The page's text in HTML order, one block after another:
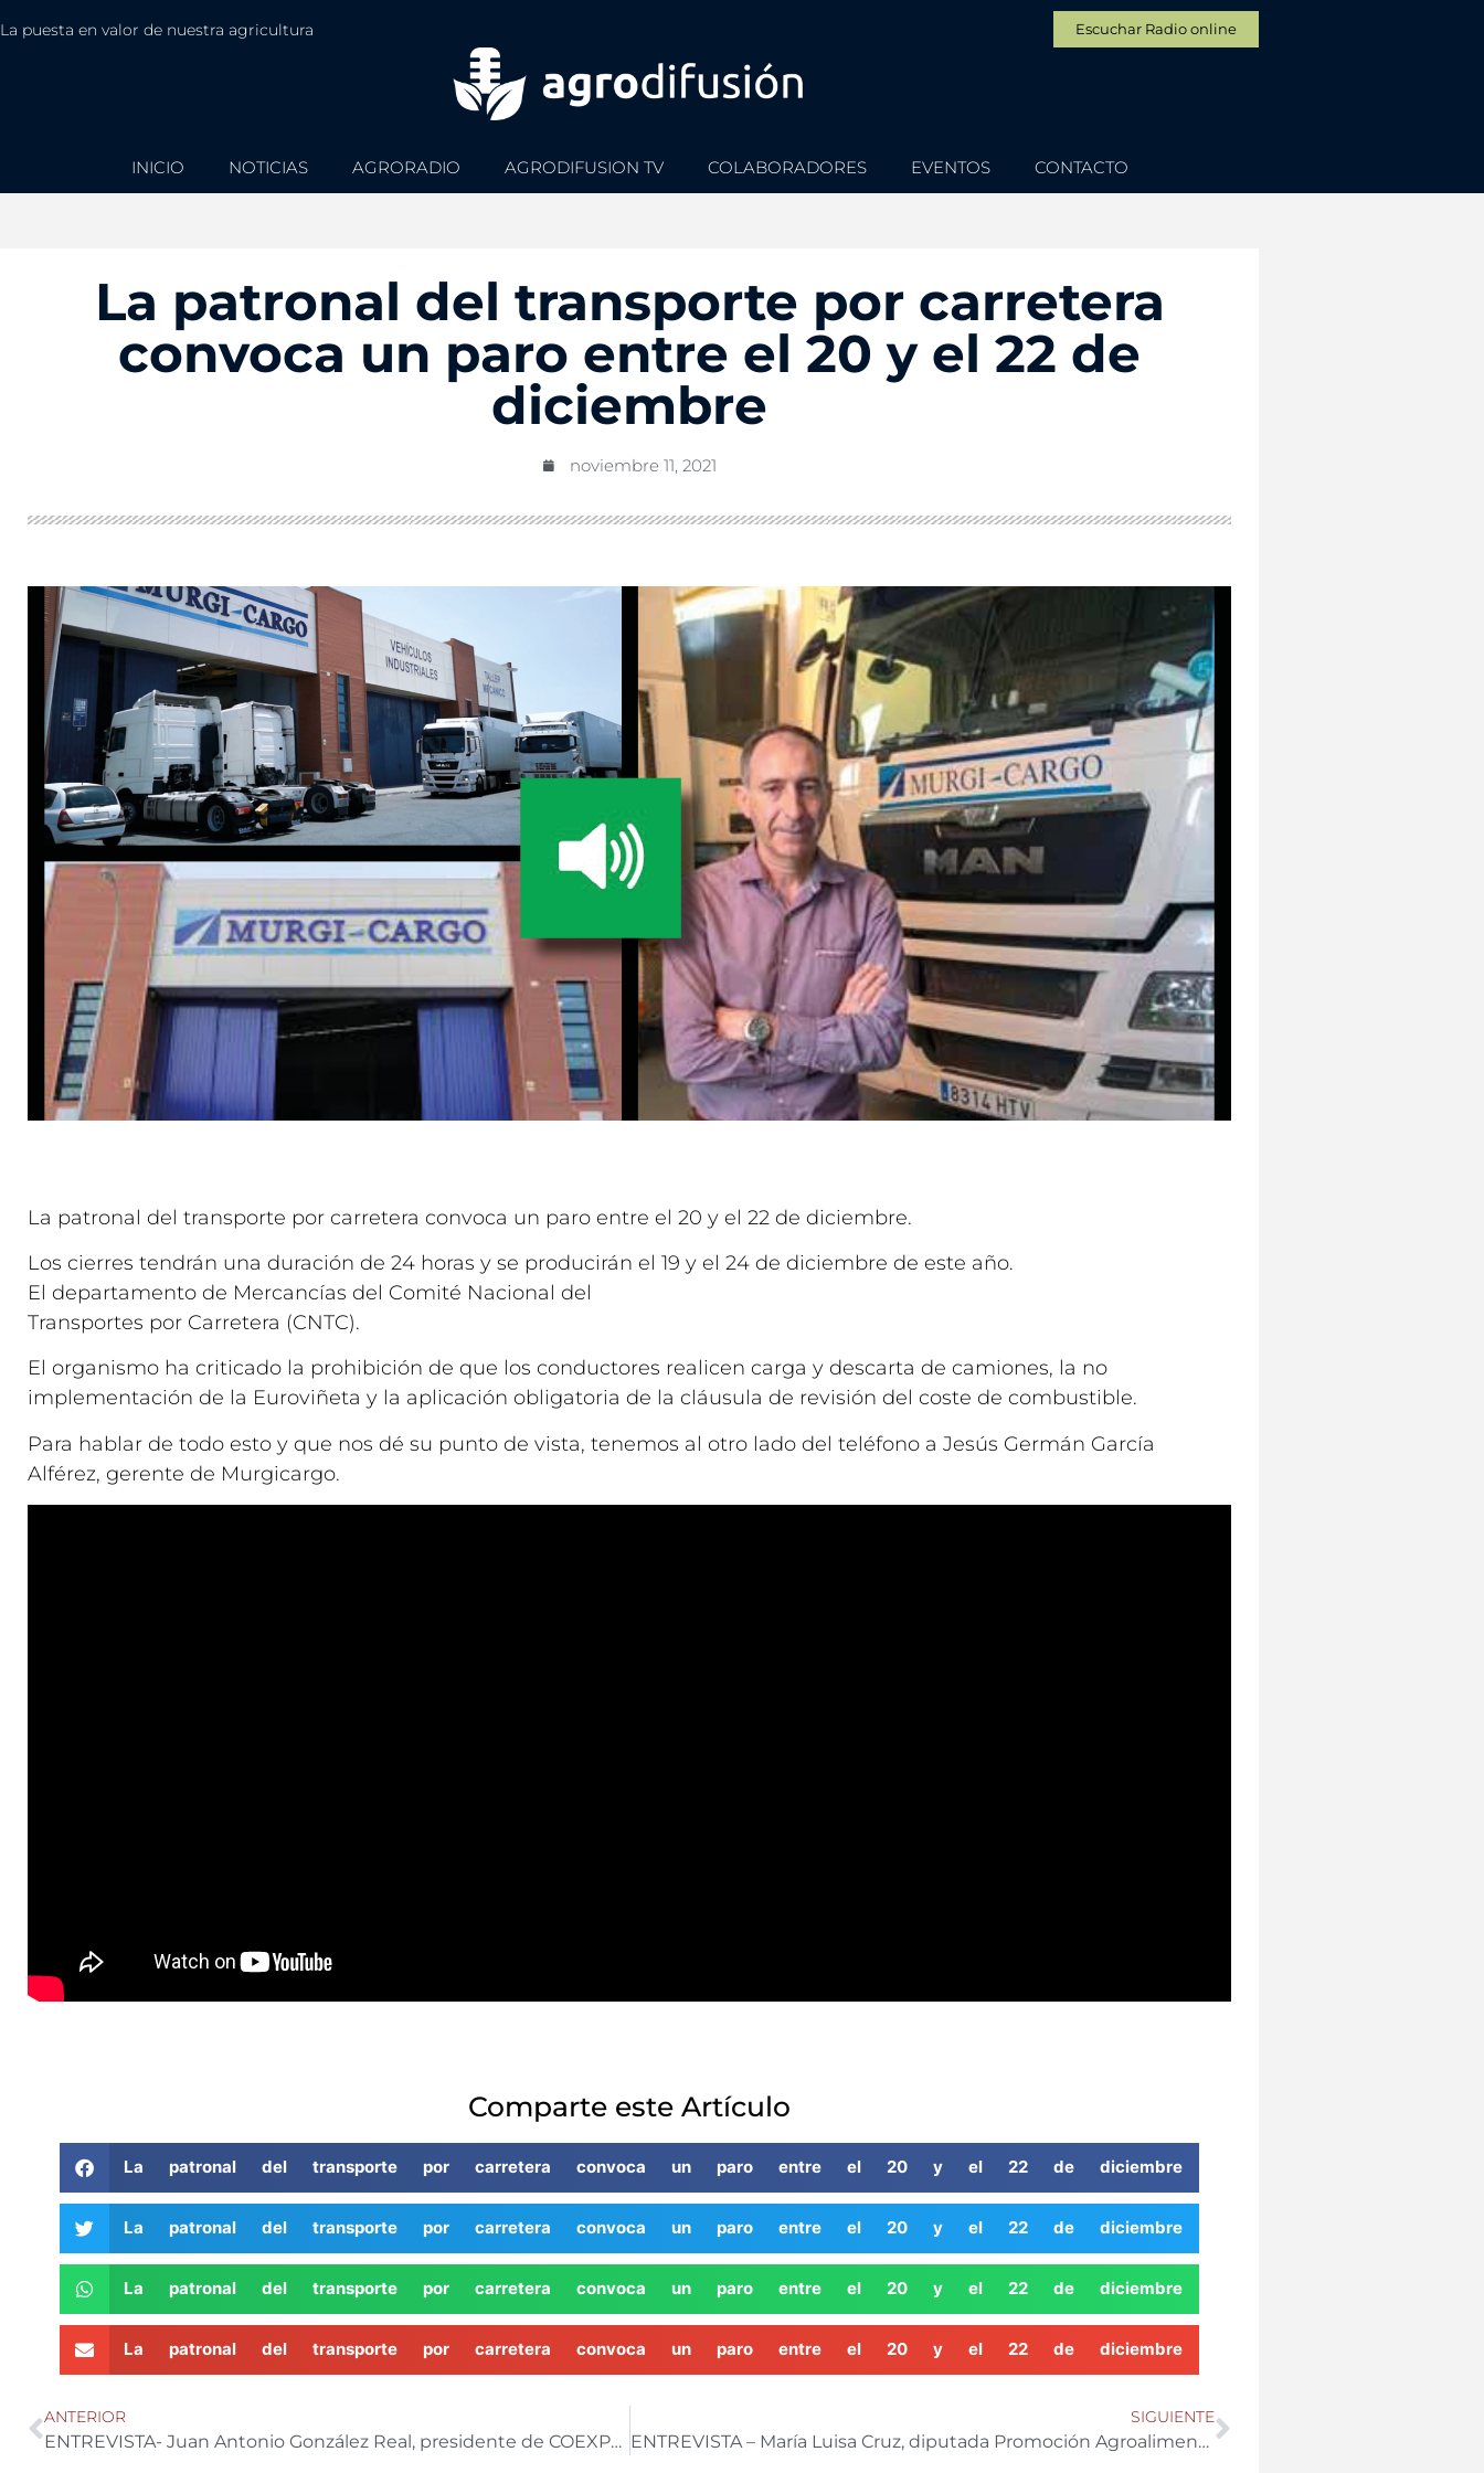
La puesta en valor de nuestra agricultura Escuchar Radio online
INICIO NOTICIAS AGRORADIO AGRODIFUSION TV COLABORADORES EVENTOS CONTACTO
La patronal del transporte por carretera
convoca un paro entre el 20 y el 22 de
diciembre
noviembre 11, 2021
La patronal del transporte por carretera convoca un paro entre el 20 y el 22 de diciembre.
Los cierres tendrán una duración de 24 horas y se producirán el 19 y el 24 de diciembre de este año.
El departamento de Mercancías del Comité Nacional del
Transportes por Carretera (CNTC).
El organismo ha criticado la prohibición de que los conductores realicen carga y descarta de camiones, la no
implementación de la Euroviñeta y la aplicación obligatoria de la cláusula de revisión del coste de combustible.
Para hablar de todo esto y que nos dé su punto de vista, tenemos al otro lado del teléfono a Jesús Germán García
Alférez, gerente de Murgicargo.
Comparte este Artículo
La patronal del transporte por carretera convoca un paro entre el 20 y el 22 de diciembre
La patronal del transporte por carretera convoca un paro entre el 20 y el 22 de diciembre
La patronal del transporte por carretera convoca un paro entre el 20 y el 22 de diciembre
La patronal del transporte por carretera convoca un paro entre el 20 y el 22 de diciembre
ANTERIOR
ENTREVISTA- Juan Antonio González Real, presidente de COEXPHAL
SIGUIENTE
ENTREVISTA – María Luisa Cruz, diputada Promoción Agroalimentaria